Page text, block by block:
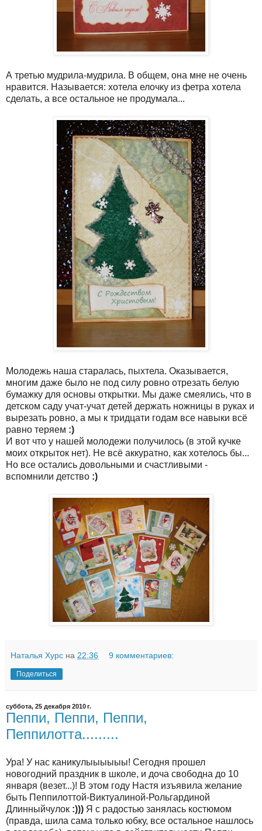
А третью мудрила-мудрила. В общем, она мне не очень
нравится. Называется: хотела елочку из фетра хотела
сделать, а все остальное не продумала...
Молодежь наша старалась, пыхтела. Оказывается,
многим даже было не под силу ровно отрезать белую
бумажку для основы открытки. Мы даже смеялись, что в
детском саду учат-учат детей держать ножницы в руках и
вырезать ровно, а мы к тридцати годам все навыки всё
равно теряем :)
И вот что у нашей молодежи получилось (в этой кучке
моих открыток нет). Не всё аккуратно, как хотелось бы...
Но все остались довольными и счастливыми -
вспомнили детство :)
Наталья Хурс на 22:36 9 комментариев:
Поделиться
суббота, 25 декабря 2010 г.
Пеппи, Пеппи, Пеппи,
Пеппилотта.........
Ура! У нас каникулыыыыыы! Сегодня прошел
новогодний праздник в школе, и доча свободна до 10
января (везет...)! В этом году Настя изъявила желание
быть Пеппилоттой-Виктуалиной-Рольгардиной
Длинныйчулок :))) Я с радостью занялась костюмом
(правда, шила сама только юбку, все остальное нашлось